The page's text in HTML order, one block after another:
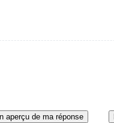
aperçu de ma réponse